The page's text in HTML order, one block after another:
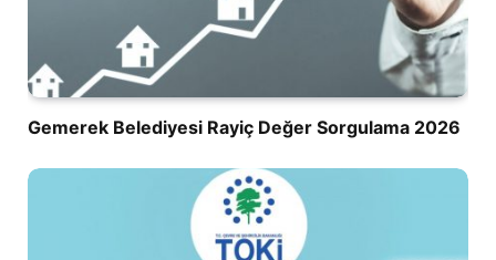
Gemerek Belediyesi Rayiç Değer Sorgulama 2026